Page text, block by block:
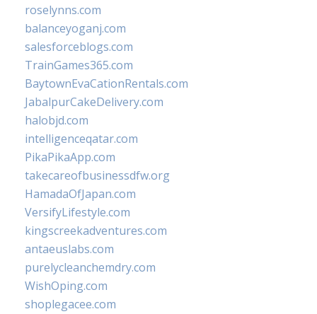
roselynns.com
balanceyoganj.com
salesforceblogs.com
TrainGames365.com
BaytownEvaCationRentals.com
JabalpurCakeDelivery.com
halobjd.com
intelligenceqatar.com
PikaPikaApp.com
takecareofbusinessdfw.org
HamadaOfJapan.com
VersifyLifestyle.com
kingscreekadventures.com
antaeuslabs.com
purelycleanchemdry.com
WishOping.com
shoplegacee.com